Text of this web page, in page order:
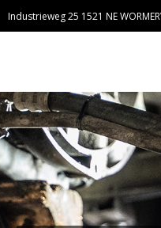
Industrieweg 25 1521 NE